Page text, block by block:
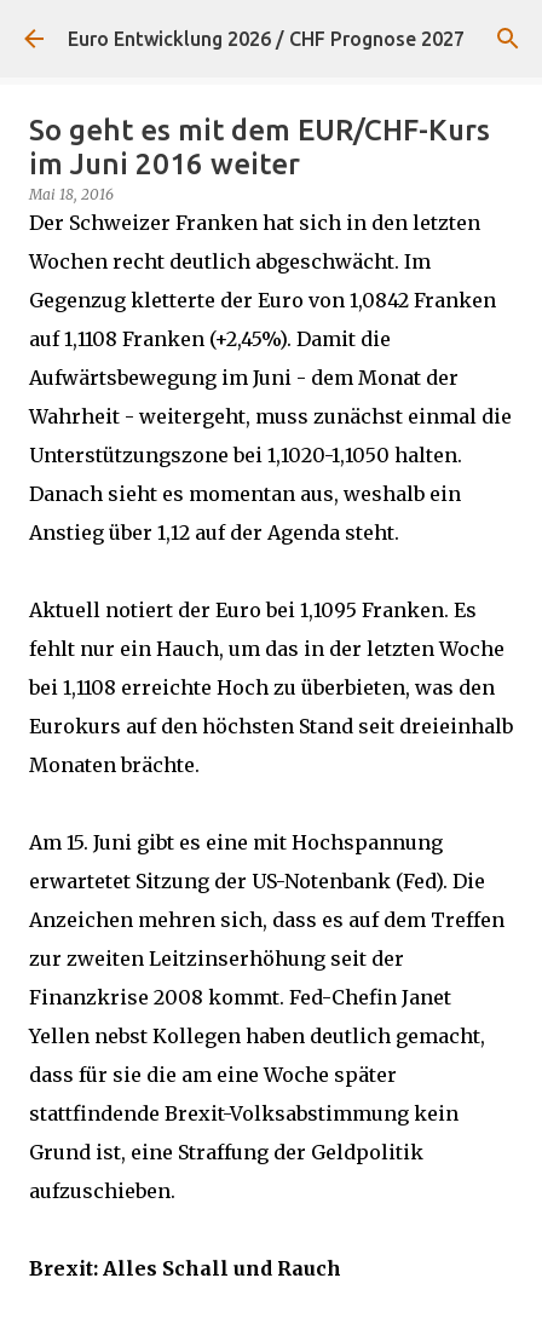
Direkt zum Hauptbereich
Euro Entwicklung 2026 / CHF Prognose 2027
So geht es mit dem EUR/CHF-Kurs
im Juni 2016 weiter
Mai 18, 2016
Der Schweizer Franken hat sich in den letzten
Wochen recht deutlich abgeschwächt. Im
Gegenzug kletterte der Euro von 1,0842 Franken
auf 1,1108 Franken (+2,45%). Damit die
Aufwärtsbewegung im Juni - dem Monat der
Wahrheit - weitergeht, muss zunächst einmal die
Unterstützungszone bei 1,1020-1,1050 halten.
Danach sieht es momentan aus, weshalb ein
Anstieg über 1,12 auf der Agenda steht.
Aktuell notiert der Euro bei 1,1095 Franken. Es
fehlt nur ein Hauch, um das in der letzten Woche
bei 1,1108 erreichte Hoch zu überbieten, was den
Eurokurs auf den höchsten Stand seit dreieinhalb
Monaten brächte.
Am 15. Juni gibt es eine mit Hochspannung
erwartetet Sitzung der US-Notenbank (Fed). Die
Anzeichen mehren sich, dass es auf dem Treffen
zur zweiten Leitzinserhöhung seit der
Finanzkrise 2008 kommt. Fed-Chefin Janet
Yellen nebst Kollegen haben deutlich gemacht,
dass für sie die am eine Woche später
stattfindende Brexit-Volksabstimmung kein
Grund ist, eine Straffung der Geldpolitik
aufzuschieben.
Brexit: Alles Schall und Rauch